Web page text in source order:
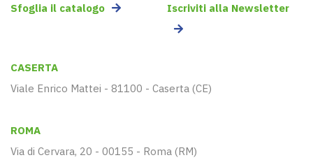
Sfoglia il catalogo Iscriviti alla Newsletter
CASERTA
Viale Enrico Mattei - 81100 - Caserta (CE)
ROMA
Via di Cervara, 20 - 00155 - Roma (RM)